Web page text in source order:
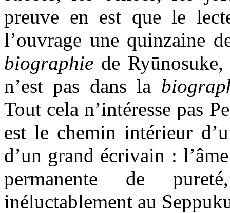
preuve en est que le
l’ouvrage une quinzaine
biographie de
n’est pas dans la
Tout cela n’intéresse pas
est le chemin intérieur
d’un grand écrivain :
permanente de
inéluctablement au